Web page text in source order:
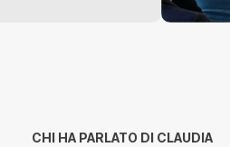
CHI HA PARLATO DI CLAUDIA